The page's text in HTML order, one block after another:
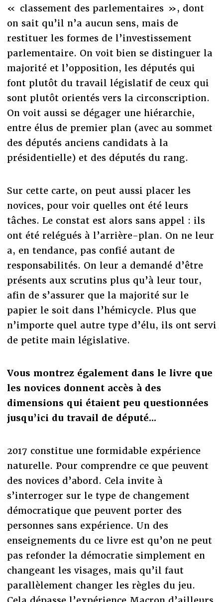
« classement des parlementaires », dont
on sait qu’il n’a aucun sens, mais de
restituer les formes de l’investissement
parlementaire. On voit bien se distinguer la
majorité et l’opposition, les députés qui
font plutôt du travail législatif de ceux qui
sont plutôt orientés vers la circonscription.
On voit aussi se dégager une hiérarchie,
entre élus de premier plan (avec au sommet
des députés anciens candidats à la
présidentielle) et des députés du rang.
Sur cette carte, on peut aussi placer les
novices, pour voir quelles ont été leurs
tâches. Le constat est alors sans appel : ils
ont été relégués à l’arrière-plan. On ne leur
a, en tendance, pas confié autant de
responsabilités. On leur a demandé d’être
présents aux scrutins plus qu’à leur tour,
afin de s’assurer que la majorité sur le
papier le soit dans l’hémicycle. Plus que
n’importe quel autre type d’élu, ils ont servi
de petite main législative.
Vous montrez également dans le livre que
les novices donnent accès à des
dimensions qui étaient peu questionnées
jusqu’ici du travail de député...
2017 constitue une formidable expérience
naturelle. Pour comprendre ce que peuvent
des novices d’abord. Cela invite à
s’interroger sur le type de changement
démocratique que peuvent porter des
personnes sans expérience. Un des
enseignements du ce livre est qu’on ne peut
pas refonder la démocratie simplement en
changeant les visages, mais qu’il faut
parallèlement changer les règles du jeu.